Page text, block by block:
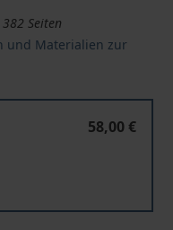
Seiten
und Materialien zur
58,00 €